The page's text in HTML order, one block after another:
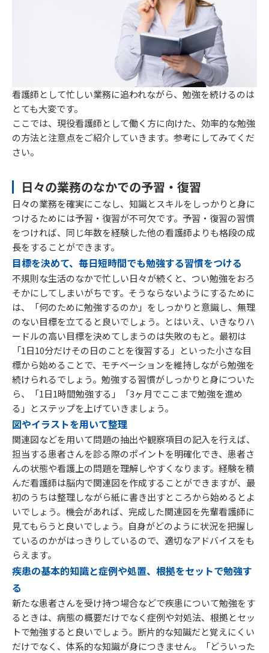
看護師として忙しい業務に追われながら、勉強を続けるのは
とても大変です。
ここでは、現役看護師として働く方に向けた、効率的な勉強
の方法と注意点をご紹介していきます。参考にしてみてくだ
さい。
日々の業務のなかでの予習・復習
日々の業務を確実にこなし、知識とスキルをしっかりと身に
つけるためには予習・復習が不可欠です。予習・復習の習慣
をつければ、同じ年数を経験した他の看護師よりも格段の成
長をすることができます。
目標を決めて、毎日短時間でも勉強する習慣をつける
不規則な生活のなかで忙しい日々が続くと、つい勉強をおろ
そかにしてしまいがちです。そうならないようにするために
は、「何のために勉強するのか」をしっかりと意識し、無理
のない目標を立てると良いでしょう。とはいえ、いきなりハ
ードルの高い目標を決めてしまうのは失敗のもと。最初は
「1日10分だけその日のことを復習する」といった小さな目
標から始めることで、モチベーションを維持しながら勉強を
続けられるでしょう。勉強する習慣がしっかりと身についた
ら、「1日1時間勉強する」「3ヶ月でここまで勉強を進め
る」とステップを上げていきましょう。
図やイラストを用いて整理
関連図などを用いて問題の抽出や観察項目の記入を行えば、
担当する患者さんを診る際のポイントを明確化でき、患者さ
んの状態や看護上の問題を理解しやすくなります。経験を積
んだ看護師は脳内で関連図を作成することができますが、最
初のうちは整理しながら紙に書き出すところから始めるとよ
いでしょう。機会があれば、完成した関連図を先輩看護師に
見てもらうと良いでしょう。自身がどのように状況を把握し
ているのかがはっきりしているので、適切なアドバイスをも
らえます。
疾患の基本的知識と症例や処置、根拠をセットで勉強す
る
新たな患者さんを受け持つ場合などで疾患について勉強をす
るときは、病態の概要だけでなく症例や対処法、根拠とセッ
トで勉強すると良いでしょう。断片的な知識だと覚えにくい
だけでなく、体系的な知識が身につきません。「どういった